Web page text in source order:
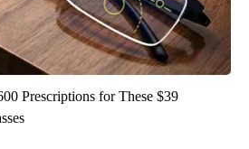
Prescriptions for These $39